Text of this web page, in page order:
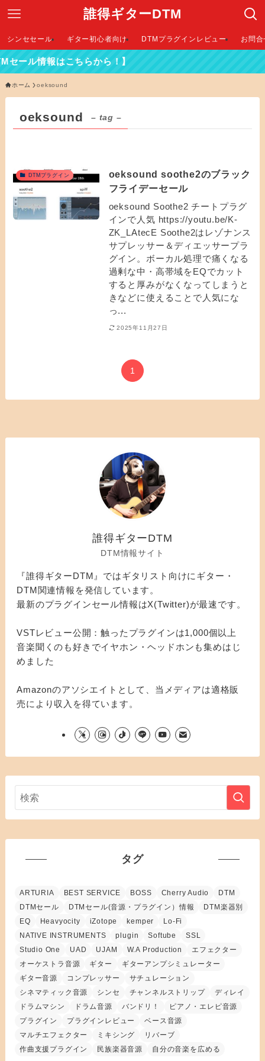
誰得ギターDTM
シンセセール ギター初心者向け DTMプラグインレビュー お問
ル情報はこちらから！】
ホーム oeksound
oeksound – tag –
DTMプラグイン
oeksound soothe2のブラック
フライデーセール
oeksound Soothe2 チートプラグ
インで人気 https://youtu.be/K-
ZK_LAtecE Soothe2はレゾナンス
サプレッサー＆ディエッサープラ
グイン。ボーカル処理で痛くなる
過剰な中・高帯域をEQでカット
すると厚みがなくなってしまうと
きなどに使えることで人気にな
っ...
2025年11月27日
1
誰得ギターDTM
DTM情報サイト
『誰得ギターDTM』ではギタリスト向けにギター・
DTM関連情報を発信しています。
最新のプラグインセール情報はX(Twitter)が最速です。
VSTレビュー公開：触ったプラグインは1,000個以上
音楽聞くのも好きでイヤホン・ヘッドホンも集めはじ
めました
Amazonのアソシエイトとして、当メディアは適格販
売により収入を得ています。
タグ
ARTURIA BEST SERVICE BOSS Cherry Audio
DTM
DTMセール
DTMセール(音源・プラグイン）情報
DTM楽器別
EQ
Heavyocity iZotope kemper
Lo-Fi
NATIVE INSTRUMENTS
plugin Softube
SSL
Studio One
UAD UJAM W.A Production
エフェクター
オーケストラ音源
ギター
ギターアンプシミュレーター
ギター音源
コンプレッサー
サチュレーション
シネマティック音源
シンセ チャンネルストリップ
ディレイ
ドラムマシン
ドラム音源 バンドリ！
ピアノ・エレピ音源
プラグイン
プラグインレビュー
ベース音源
マルチエフェクター
ミキシング
リバーブ
作曲支援プラグイン
民族楽器音源 自分の音楽を広める